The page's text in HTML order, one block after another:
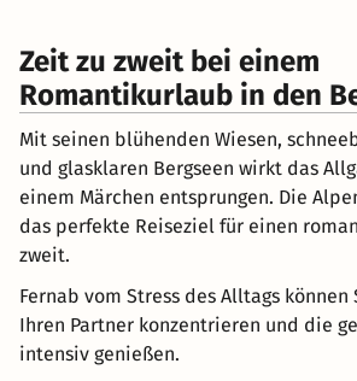
Zeit zu zweit bei einem
Romantikurlaub in den
Mit seinen blühenden Wiesen,
und glasklaren Bergseen wirkt das
einem Märchen entsprungen. Die
das perfekte Reiseziel für einen
zweit.
Fernab vom Stress des Alltags können
Ihren Partner konzentrieren und die
intensiv genießen.